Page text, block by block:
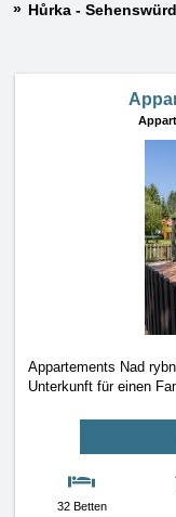
Hůrka -
Appartements Nad
Unterkunft für einen
32 Betten